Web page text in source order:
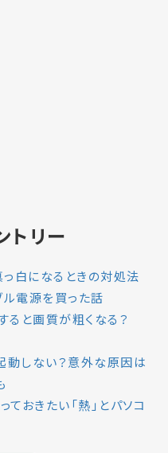
トリー
白になるときの対処法
電源を買った話
と画質が粗くなる？
しない？意外な原因は
おきたい「熱」とパソコ